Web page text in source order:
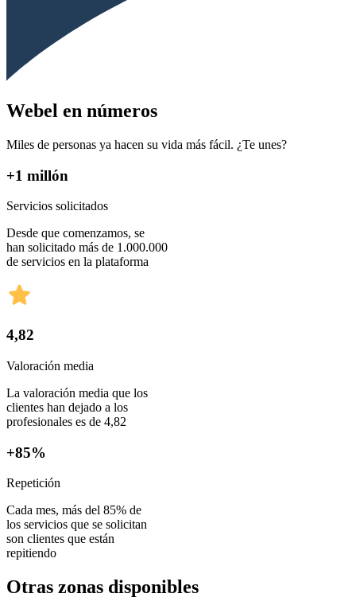
Webel en números
Miles de personas ya hacen su vida más fácil. ¿Te unes?
+1 millón
Servicios solicitados
Desde que comenzamos, se
han solicitado más de 1.000.000
de servicios en la plataforma
4,82
Valoración media
La valoración media que los
clientes han dejado a los
profesionales es de 4,82
+85%
Repetición
Cada mes, más del 85% de
los servicios que se solicitan
son clientes que están
repitiendo
Otras zonas disponibles